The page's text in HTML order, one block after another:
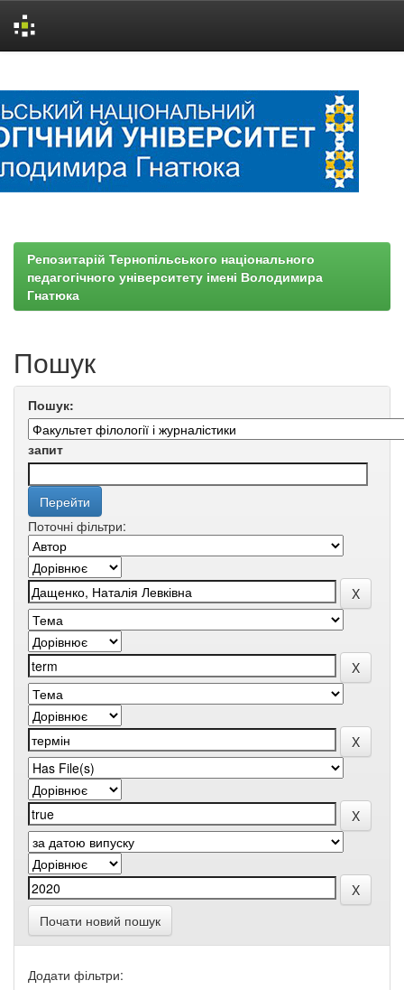
Репозитарій Тернопільського національного
педагогічного університету імені Володимира
Гнатюка
Пошук
Пошук:
запит
Поточні фільтри:
Почати новий пошук
Додати фільтри: